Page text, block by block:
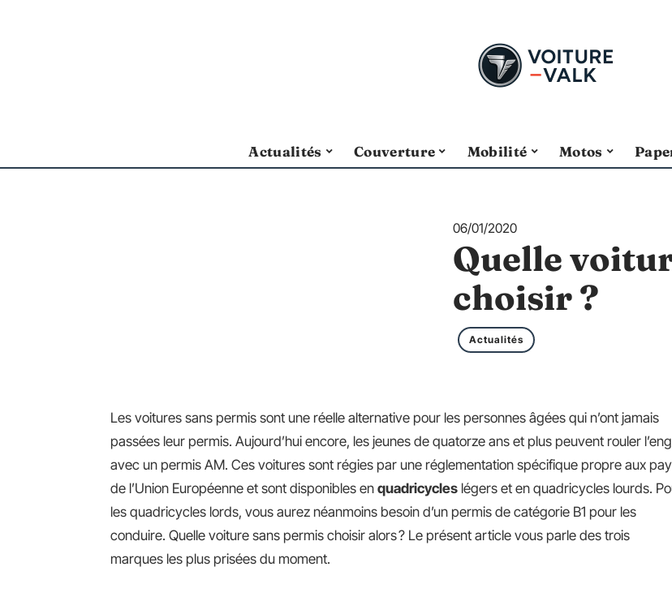
Actualités Couverture Mobilité Motos
06/01/2020
Quelle
choisir ?
Actualités
Les voitures sans permis sont une réelle alternative pour les personnes âgées qui n’ont jamais
passées leur permis. Aujourd’hui encore, les jeunes de quatorze ans et plus peuvent rouler
avec un permis AM. Ces voitures sont régies par une réglementation spécifique propre aux
de l’Union Européenne et sont disponibles en quadricycles légers et en quadricycles lourds.
les quadricycles lords, vous aurez néanmoins besoin d’un permis de catégorie B1 pour les
conduire. Quelle voiture sans permis choisir alors ? Le présent article vous parle des trois
marques les plus prisées du moment.